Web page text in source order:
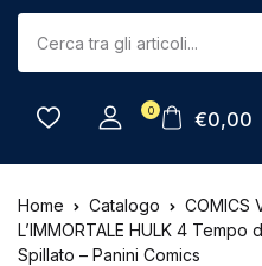
0 €0,00
Home Catalogo
COMICS
L’IMMORTALE HULK 4
Spillato – Panini Comics